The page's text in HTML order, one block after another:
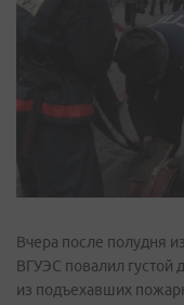
Вчера после полудня
ВГУЭС повалил густой
из подъехавших